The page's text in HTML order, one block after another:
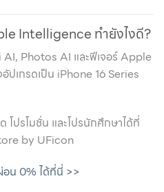
Intelligence ทำยังไงดี?
AI, Photos AI และฟีเจอร์ Apple
เกรดเป็น iPhone 16 Series
โปรโมชั่น และโปรนักศึกษาได้ที่
by UFicon
น 0% ได้ที่นี่ >>